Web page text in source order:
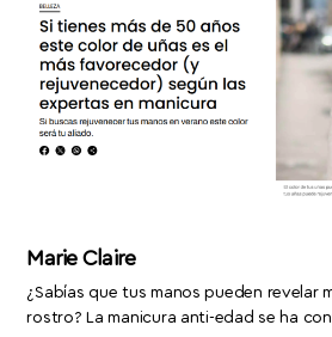
Marie Claire
¿Sabías que tus manos pueden revelar
rostro? La manicura anti-edad se ha